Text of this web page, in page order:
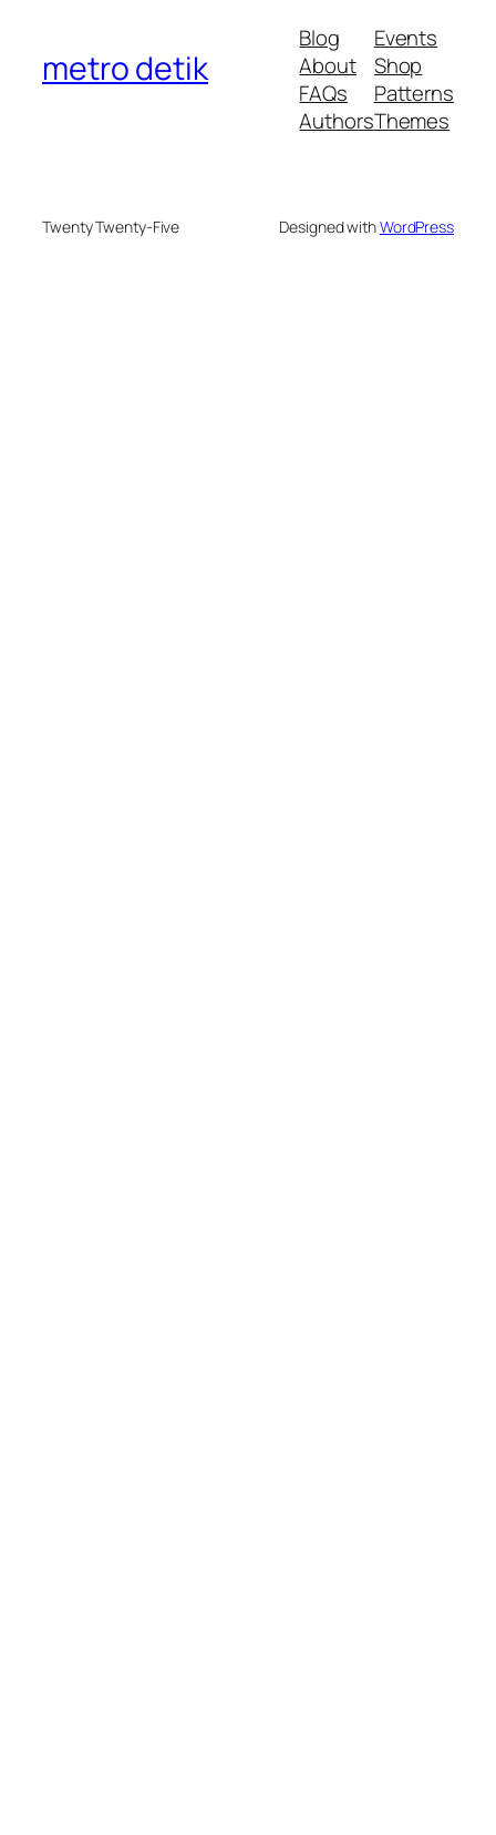
metro detik
Blog
About
FAQs
Authors
Events
Shop
Patterns
Themes
Twenty Twenty-Five Designed withWordPress